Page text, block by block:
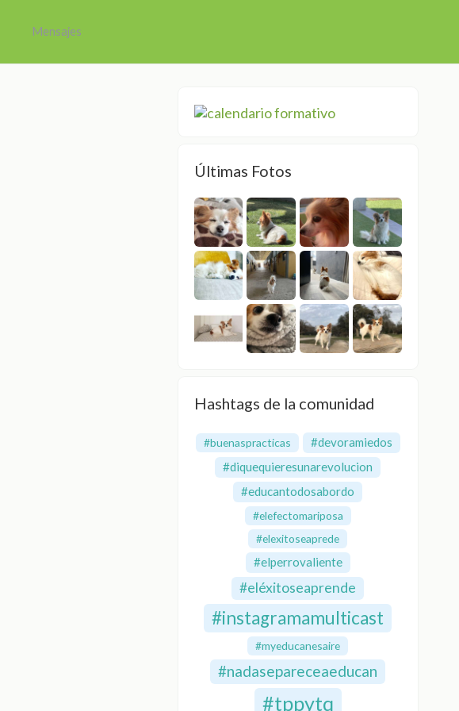
Mensajes
Últimas Fotos
Hashtags de la comunidad
#buenaspracticas
#devoramiedos
#diquequieresunarevolucion
#educantodosabordo
#elefectomariposa
#elexitoseaprede
#elperrovaliente
#eléxitoseaprende
#instagramamulticast
#myeducanesaire
#nadasepareceaeducan
#tppytq